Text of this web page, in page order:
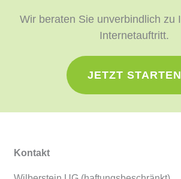
Wir beraten Sie unverbindlich zu
Internetauftritt.
JETZT STARTEN
Kontakt